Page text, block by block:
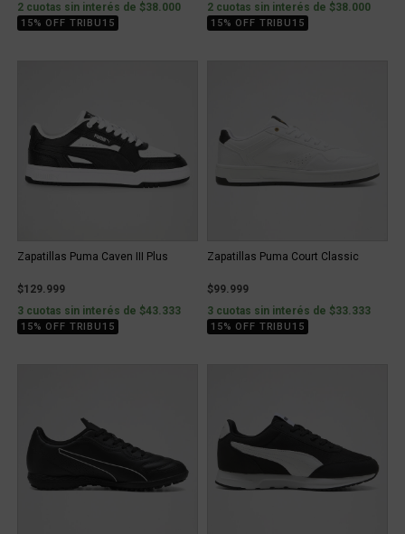
2 cuotas sin interés de $38.000
15% OFF TRIBU15
2 cuotas sin interés de $38.000
15% OFF TRIBU15
Zapatillas Puma Caven III Plus
$129.999
3 cuotas sin interés de $43.333
15% OFF TRIBU15
Zapatillas Puma Court Classic
$99.999
3 cuotas sin interés de $33.333
15% OFF TRIBU15